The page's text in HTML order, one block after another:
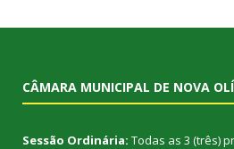
CÂMARA MUNICIPAL DE NOVA
Sessão Ordinária: Todas as 3 (três)